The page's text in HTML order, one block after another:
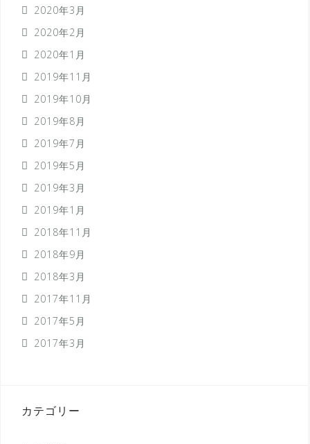
2020年3月
2020年2月
2020年1月
2019年11月
2019年10月
2019年8月
2019年7月
2019年5月
2019年3月
2019年1月
2018年11月
2018年9月
2018年3月
2017年11月
2017年5月
2017年3月
カテゴリー